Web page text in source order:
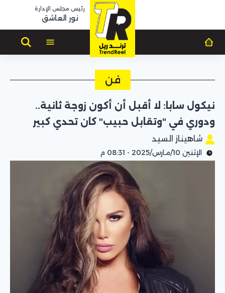
رئيس مجلس الإدارة
نور العاشق
فن
نيكول سابا: لا أقبل أن أكون زوجة ثانية..
ودوري في "وتقابل حبيب" كان تحدي كبير
شاهيناز السيد
الإثنين 10/مارس/2025 - 08:31 م